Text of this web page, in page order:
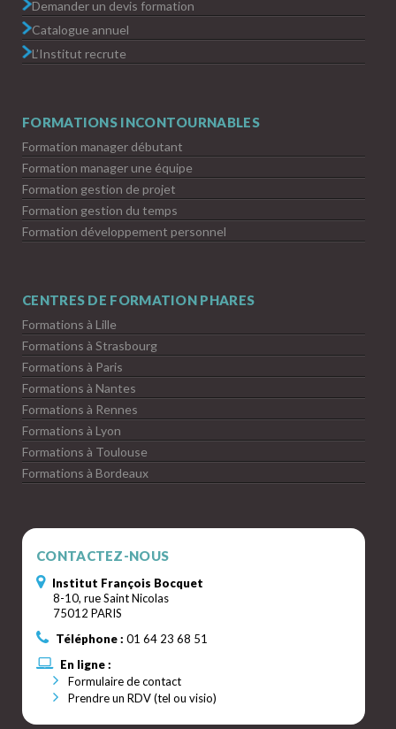
Demander un devis formation
Catalogue annuel
L’Institut recrute
FORMATIONS INCONTOURNABLES
Formation manager débutant
Formation manager une équipe
Formation gestion de projet
Formation gestion du temps
Formation développement personnel
CENTRES DE FORMATION PHARES
Formations à Lille
Formations à Strasbourg
Formations à Paris
Formations à Nantes
Formations à Rennes
Formations à Lyon
Formations à Toulouse
Formations à Bordeaux
CONTACTEZ-NOUS
Institut François Bocquet
8-10, rue Saint Nicolas
75012 PARIS
Téléphone : 01 64 23 68 51
En ligne :
Formulaire de contact
Prendre un RDV (tel ou visio)